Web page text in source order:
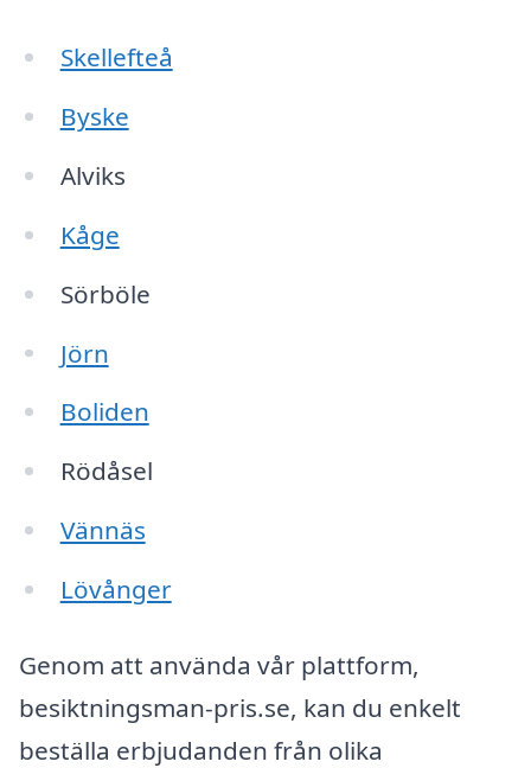
Skellefteå
Byske
Alviks
Kåge
Sörböle
Jörn
Boliden
Rödåsel
Vännäs
Lövånger
Genom att använda vår plattform,
besiktningsman-pris.se, kan du enkelt
beställa erbjudanden från olika